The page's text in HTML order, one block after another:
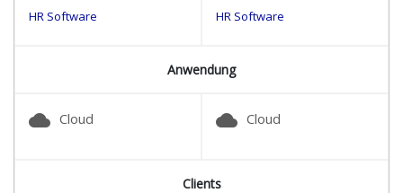
HR Software HR Software
Anwendung
cloud Cloud cloud Cloud
Clients